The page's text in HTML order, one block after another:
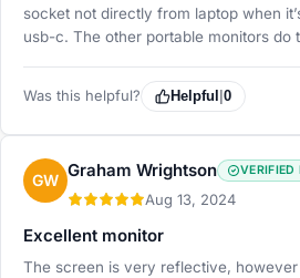
socket not directly from laptop when
usb-c. The other portable monitors do
Was this helpful? Helpful 0
GW Graham Wrightson VERIFIED
Aug 13, 2024
Excellent monitor
The screen is very reflective,